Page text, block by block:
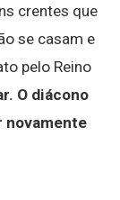
crentes que
se casam e
pelo Reino
O diácono
novamente